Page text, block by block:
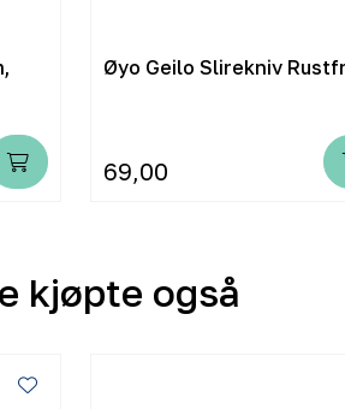
Øyo Geilo Slirekniv
69,00
kjøpte også